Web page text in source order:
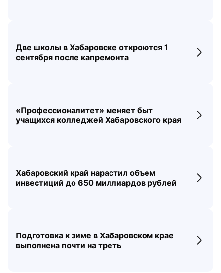
Две школы в Хабаровске откроются 1
сентября после капремонта
«Профессионалитет» меняет быт
учащихся колледжей Хабаровского края
Хабаровский край нарастил объем
инвестиций до 650 миллиардов рублей
Подготовка к зиме в Хабаровском крае
выполнена почти на треть